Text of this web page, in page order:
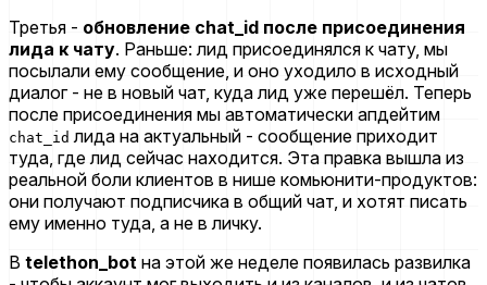
Третья - обновление chat_id после присоединения
лида к чату. Раньше: лид присоединялся к чату, мы
посылали ему сообщение, и оно уходило в исходный
диалог - не в новый чат, куда лид уже перешёл. Теперь
после присоединения мы автоматически апдейтим
chat_id лида на актуальный - сообщение приходит
туда, где лид сейчас находится. Эта правка вышла из
реальной боли клиентов в нише комьюнити-продуктов:
они получают подписчика в общий чат, и хотят писать
ему именно туда, а не в личку.
В telethon_bot на этой же неделе появилась развилка